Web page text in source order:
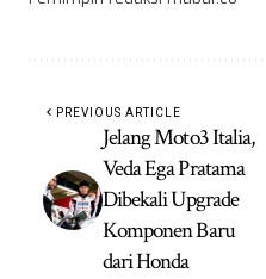
PREVIOUS ARTICLE
Jelang Moto3 Italia,
Veda Ega Pratama
Dibekali Upgrade
Komponen Baru
dari Honda